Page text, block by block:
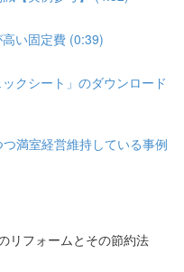
い固定費 (0:39)
クシート」のダウンロード
満室経営維持している事例
リフォームとその節約法